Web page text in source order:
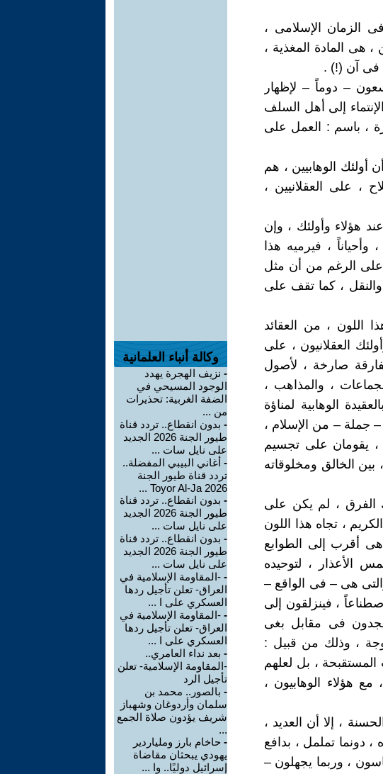
الزمان الإسلامى ،
، هى المادة المغذية ،
، فى آن (!) .
– دوماً – لإظهار
إلى أهل السلف
، باسم : العمل على
أولئك الوهابيين ، هم
، على العقلانيين ،
هؤلاء وأولئك ، وإن
، فيرميه هذا
على الرغم من أن مثل
، كما تقف على
اللون ، من العقائد
العقلانيون ، على
صارخة ، لأصول
، والمذاهب ،
الوهابية لمناؤة
– جملة – من الإسلام ،
، يقومان على تجسيم
بين الخالق ومخلوقاته
الفرق ، لم يكن على
، تجاه هذا اللون
هى أقرب إلى الطوابع
الأعذار ، لتوحيده
هى – فى الواقع –
، فينزلقون إلى
فى مقابل بغى
، وذلك من قبيل :
المستقبحة ، بل لعلهم
مع هؤلاء الوهابيون ،
، إلا أن العديد ،
دونما تململ ، بدافع
، وربما يجهلون –
وكالة أنباء العلمانية
- نزيف الهجرة يهدد
الوجود المسيحي في
الضفة الغربية: تحذيرات
من ...
- بدون انقطاع.. تردد قناة
طيور الجنة 2026 الجديد
على نايل سات ...
- أغاني البيبي المفضلة..
تردد قناة طيور الجنة
2026 Toyor Al-Ja ...
- بدون انقطاع.. تردد قناة
طيور الجنة 2026 الجديد
على نايل سات ...
- بدون انقطاع.. تردد قناة
طيور الجنة 2026 الجديد
على نايل سات ...
- -المقاومة الإسلامية في
العراق- تعلن تأجيل ردها
العسكري على ا ...
- -المقاومة الإسلامية في
العراق- تعلن تأجيل ردها
العسكري على ا ...
- بعد نداء العامري..
-المقاومة الإسلامية- تعلن
تأجيل الرد
- بالصور.. محمد بن
سلمان وأردوغان وشهباز
شريف يؤدون صلاة الجمع
...
- حاخام بارز وملياردير
يهودي يبحثان مقاضاة
إسرائيل دوليًا.. وا ...